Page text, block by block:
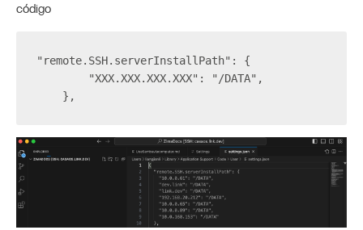
código
"remote.SSH.serverInstallPath": {
        "XXX.XXX.XXX.XXX": "/DATA",
    },